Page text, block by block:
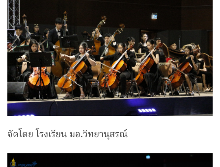
จัดโดย โรงเรียน มอ.วิทยานุสรณ์